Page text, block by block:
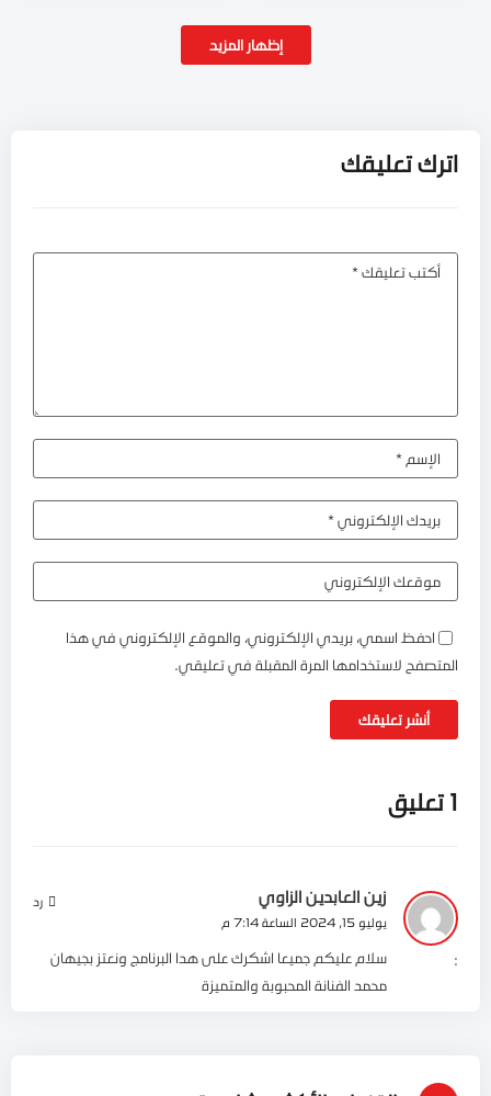
إظهار المزيد
اترك تعليقك
احفظ اسمي، بريدي الإلكتروني، والموقع الإلكتروني في هذا
المتصفح لاستخدامها المرة المقبلة في تعليقي.
1 تعليق
زين العابدين الزاوي
:
يوليو 15, 2024 الساعة 7:14 م
سلام عليكم جميعا اشكرك على هدا البرنامج ونعتز بجيهان
محمد الفنانة المحبوبة والمتميزة
رد